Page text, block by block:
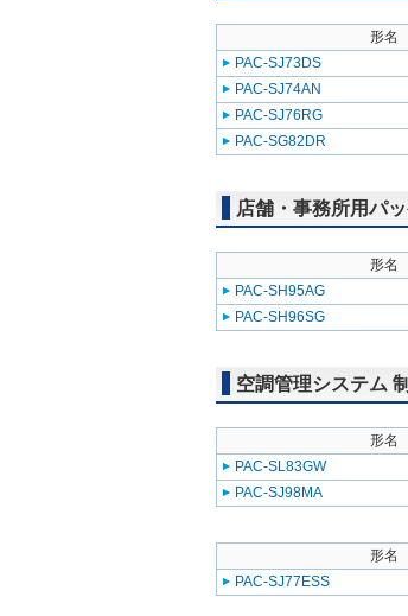
形名
PAC-SJ73DS
PAC-SJ74AN
PAC-SJ76RG
PAC-SG82DR
店舗・事務所用パ
形名
PAC-SH95AG
PAC-SH96SG
空調管理システム
形名
PAC-SL83GW
PAC-SJ98MA
形名
PAC-SJ77ESS